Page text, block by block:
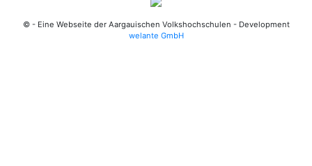
© - Eine Webseite der Aargauischen Volkshochschulen - Development
welante GmbH